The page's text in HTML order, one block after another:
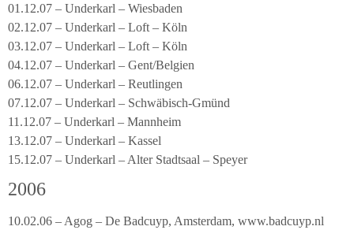
01.12.07 – Underkarl – Wiesbaden
02.12.07 – Underkarl – Loft – Köln
03.12.07 – Underkarl – Loft – Köln
04.12.07 – Underkarl – Gent/Belgien
06.12.07 – Underkarl – Reutlingen
07.12.07 – Underkarl – Schwäbisch-Gmünd
11.12.07 – Underkarl – Mannheim
13.12.07 – Underkarl – Kassel
15.12.07 – Underkarl – Alter Stadtsaal – Speyer
2006
10.02.06 – Agog – De Badcuyp, Amsterdam, www.badcuyp.nl